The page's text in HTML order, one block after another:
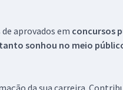
aprovados em concursos
sonhou no meio